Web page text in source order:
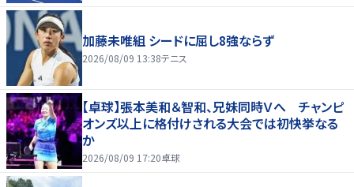
加藤未唯組 シードに屈し8強ならず
2026/08/09 13:38テニス
【卓球】張本美和＆智和、兄妹同時Ｖへ チャンピ
オンズ以上に格付けされる大会では初快挙なる
か
2026/08/09 17:20卓球